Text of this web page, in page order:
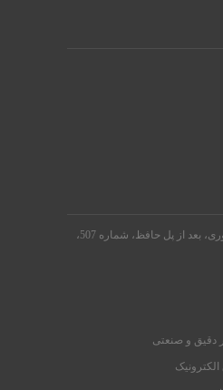
آدرس: تهران، خیابان جمهوری، بعد از پل حافظ، شماره 507،